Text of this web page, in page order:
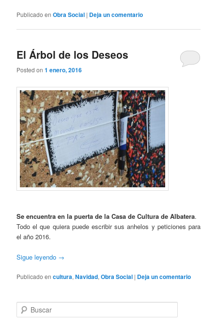
Publicado en Obra Social | Deja un comentario
El Árbol de los Deseos
Posted on1 enero, 2016
Se encuentra en la puerta de la Casa de Cultura deAlbatera.
Todo el que quiera puede escribir sus anhelos y peticiones para
el año 2016.
Sigue leyendo →
Publicado en cultura,Navidad,Obra Social | Deja un comentario
u